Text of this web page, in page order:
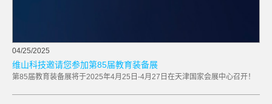
04/25/2025
维山科技邀请您参加第85届教育装备展
第85届教育装备展将于2025年4月25日-4月27日在天津国家会展中心召开！